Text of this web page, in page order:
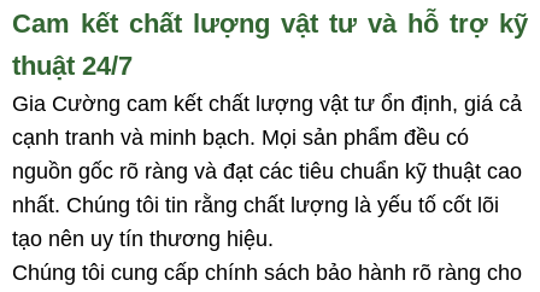
Cam kết chất lượng vật tư và hỗ trợ kỹ
thuật 24/7
Gia Cường cam kết chất lượng vật tư ổn định, giá cả
cạnh tranh và minh bạch. Mọi sản phẩm đều có
nguồn gốc rõ ràng và đạt các tiêu chuẩn kỹ thuật cao
nhất. Chúng tôi tin rằng chất lượng là yếu tố cốt lõi
tạo nên uy tín thương hiệu.
Chúng tôi cung cấp chính sách bảo hành rõ ràng cho